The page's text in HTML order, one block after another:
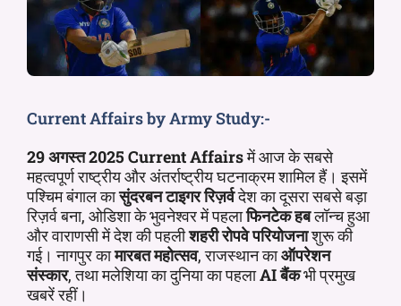
Current Affairs by Army Study:-
29 अगस्त 2025 Current Affairsमें आज के सबसे
महत्वपूर्ण राष्ट्रीय और अंतर्राष्ट्रीय घटनाक्रम शामिल हैं। इसमें
पश्चिम बंगाल कासुंदरबन टाइगर रिज़र्वदेश का दूसरा सबसे बड़ा
रिज़र्व बना, ओडिशा के भुवनेश्वर में पहलाफिनटेक हबलॉन्च हुआ
और वाराणसी में देश की पहलीशहरी रोपवे परियोजनाशुरू की
गई। नागपुर कामारबत महोत्सव, राजस्थान काऑपरेशन
संस्कार, तथा मलेशिया का दुनिया का पहलाAI बैंकभी प्रमुख
खबरें रहीं।